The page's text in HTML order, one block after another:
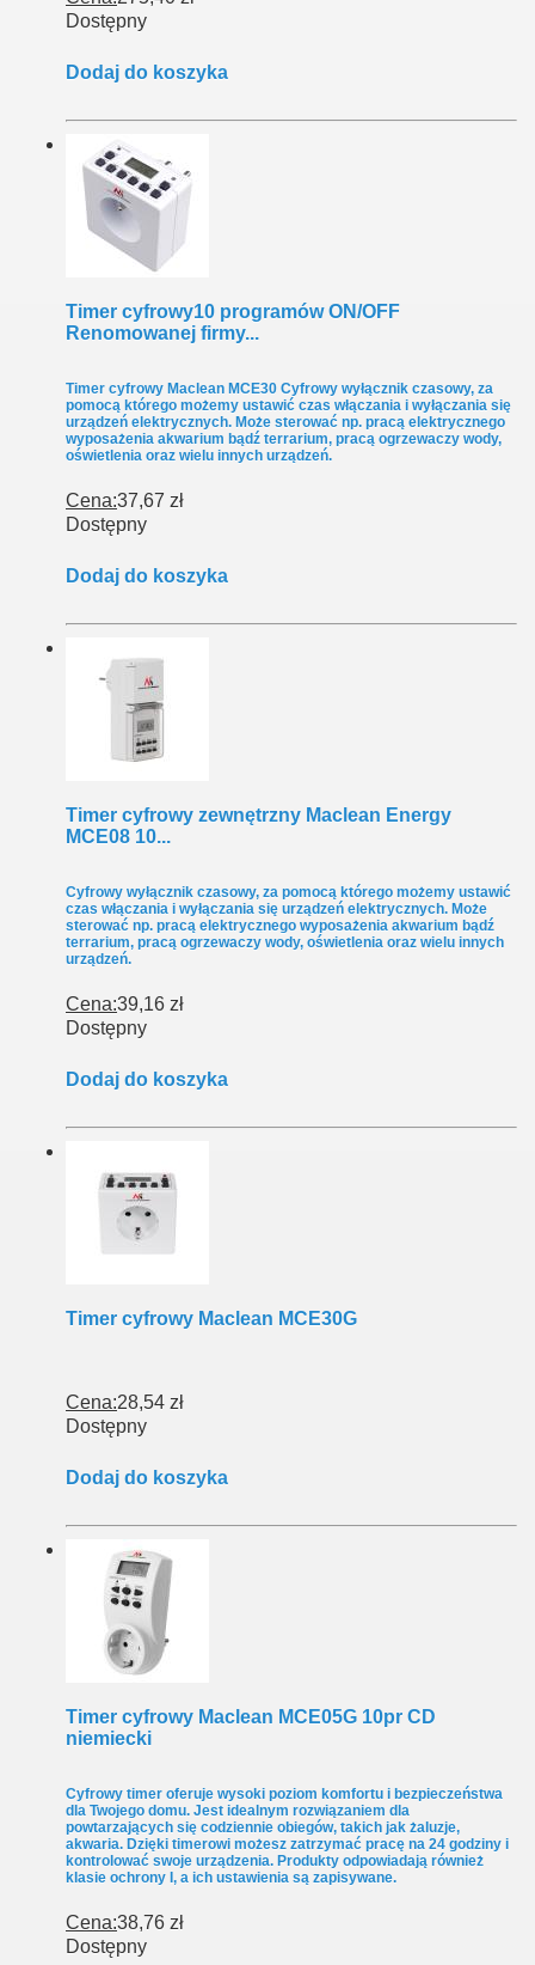
Dostępny
Dodaj do koszyka
Timer cyfrowy10 programów ON/OFF
Renomowanej firmy...
Timer cyfrowy Maclean MCE30 Cyfrowy wyłącznik czasowy, za
pomocą którego możemy ustawić czas włączania i wyłączania się
urządzeń elektrycznych. Może sterować np. pracą elektrycznego
wyposażenia akwarium bądź terrarium, pracą ogrzewaczy wody,
oświetlenia oraz wielu innych urządzeń.
Cena:37,67 zł
Dostępny
Dodaj do koszyka
Timer cyfrowy zewnętrzny Maclean Energy
MCE08 10...
Cyfrowy wyłącznik czasowy, za pomocą którego możemy ustawić
czas włączania i wyłączania się urządzeń elektrycznych. Może
sterować np. pracą elektrycznego wyposażenia akwarium bądź
terrarium, pracą ogrzewaczy wody, oświetlenia oraz wielu innych
urządzeń.
Cena:39,16 zł
Dostępny
Dodaj do koszyka
Timer cyfrowy Maclean MCE30G
Cena:28,54 zł
Dostępny
Dodaj do koszyka
Timer cyfrowy Maclean MCE05G 10pr CD
niemiecki
Cyfrowy timer oferuje wysoki poziom komfortu i bezpieczeństwa
dla Twojego domu. Jest idealnym rozwiązaniem dla
powtarzających się codziennie obiegów, takich jak żaluzje,
akwaria. Dzięki timerowi możesz zatrzymać pracę na 24 godziny i
kontrolować swoje urządzenia. Produkty odpowiadają również
klasie ochrony I, a ich ustawienia są zapisywane.
Cena:38,76 zł
Dostępny